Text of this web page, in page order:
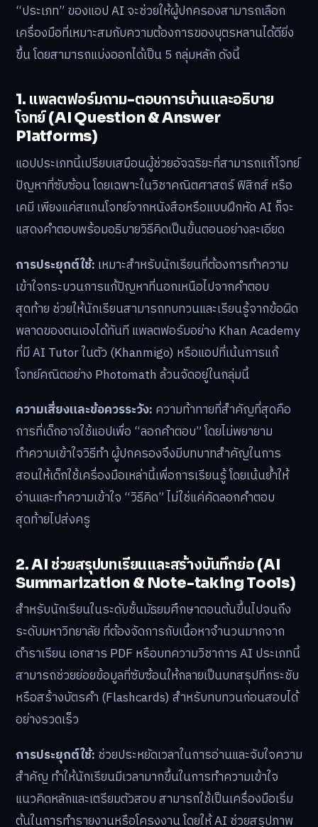
“ประเภท” ของแอป AI จะช่วยให้ผู้ปกครองสามารถเลือก
เครื่องมือที่เหมาะสมกับความต้องการของบุตรหลานได้ดียิ่ง
ขึ้น โดยสามารถแบ่งออกได้เป็น 5 กลุ่มหลัก ดังนี้
1. แพลตฟอร์มถาม-ตอบการบ้านและอธิบาย
โจทย์ (AI Question & Answer
Platforms)
แอปประเภทนี้เปรียบเสมือนผู้ช่วยอัจฉริยะที่สามารถแก้โจทย์
ปัญหาที่ซับซ้อน โดยเฉพาะในวิชาคณิตศาสตร์ ฟิสิกส์ หรือ
เคมี เพียงแค่สแกนโจทย์จากหนังสือหรือแบบฝึกหัด AI ก็จะ
แสดงคำตอบพร้อมอธิบายวิธีคิดเป็นขั้นตอนอย่างละเอียด
การประยุกต์ใช้: เหมาะสำหรับนักเรียนที่ต้องการทำความ
เข้าใจกระบวนการแก้ปัญหาที่นอกเหนือไปจากคำตอบ
สุดท้าย ช่วยให้นักเรียนสามารถทบทวนและเรียนรู้จากข้อผิด
พลาดของตนเองได้ทันที แพลตฟอร์มอย่าง Khan Academy
ที่มี AI Tutor ในตัว (Khanmigo) หรือแอปที่เน้นการแก้
โจทย์คณิตอย่าง Photomath ล้วนจัดอยู่ในกลุ่มนี้
ความเสี่ยงและข้อควรระวัง: ความท้าทายที่สำคัญที่สุดคือ
การที่เด็กอาจใช้แอปเพื่อ “ลอกคำตอบ” โดยไม่พยายาม
ทำความเข้าใจวิธีทำ ผู้ปกครองจึงมีบทบาทสำคัญในการ
สอนให้เด็กใช้เครื่องมือเหล่านี้เพื่อการเรียนรู้ โดยเน้นย้ำให้
อ่านและทำความเข้าใจ “วิธีคิด” ไม่ใช่แค่คัดลอกคำตอบ
สุดท้ายไปส่งครู
2. AI ช่วยสรุปบทเรียนและสร้างบันทึกย่อ (AI
Summarization & Note-taking Tools)
สำหรับนักเรียนในระดับชั้นมัธยมศึกษาตอนต้นขึ้นไปจนถึง
ระดับมหาวิทยาลัย ที่ต้องจัดการกับเนื้อหาจำนวนมากจาก
ตำราเรียน เอกสาร PDF หรือบทความวิชาการ AI ประเภทนี้
สามารถช่วยย่อยข้อมูลที่ซับซ้อนให้กลายเป็นบทสรุปที่กระชับ
หรือสร้างบัตรคำ (Flashcards) สำหรับทบทวนก่อนสอบได้
อย่างรวดเร็ว
การประยุกต์ใช้: ช่วยประหยัดเวลาในการอ่านและจับใจความ
สำคัญ ทำให้นักเรียนมีเวลามากขึ้นในการทำความเข้าใจ
แนวคิดหลักและเตรียมตัวสอบ สามารถใช้เป็นเครื่องมือเริ่ม
ต้นในการทำรายงานหรือโครงงาน โดยให้ AI ช่วยสรุปภาพ